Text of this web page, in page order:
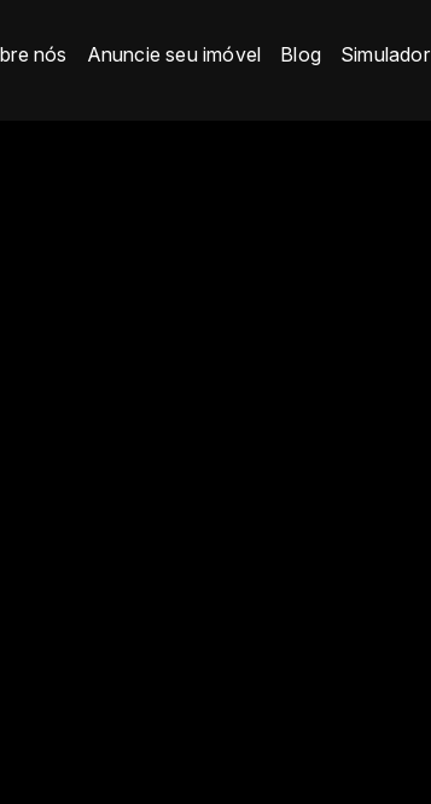
Simulador
Blog
Anuncie seu imóvel
nós